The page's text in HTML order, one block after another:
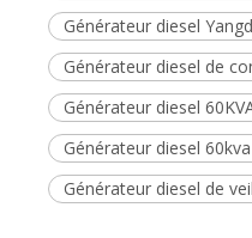
Générateur diesel
Générateur diesel de
Générateur diesel
Générateur diesel 60kva
Générateur diesel de